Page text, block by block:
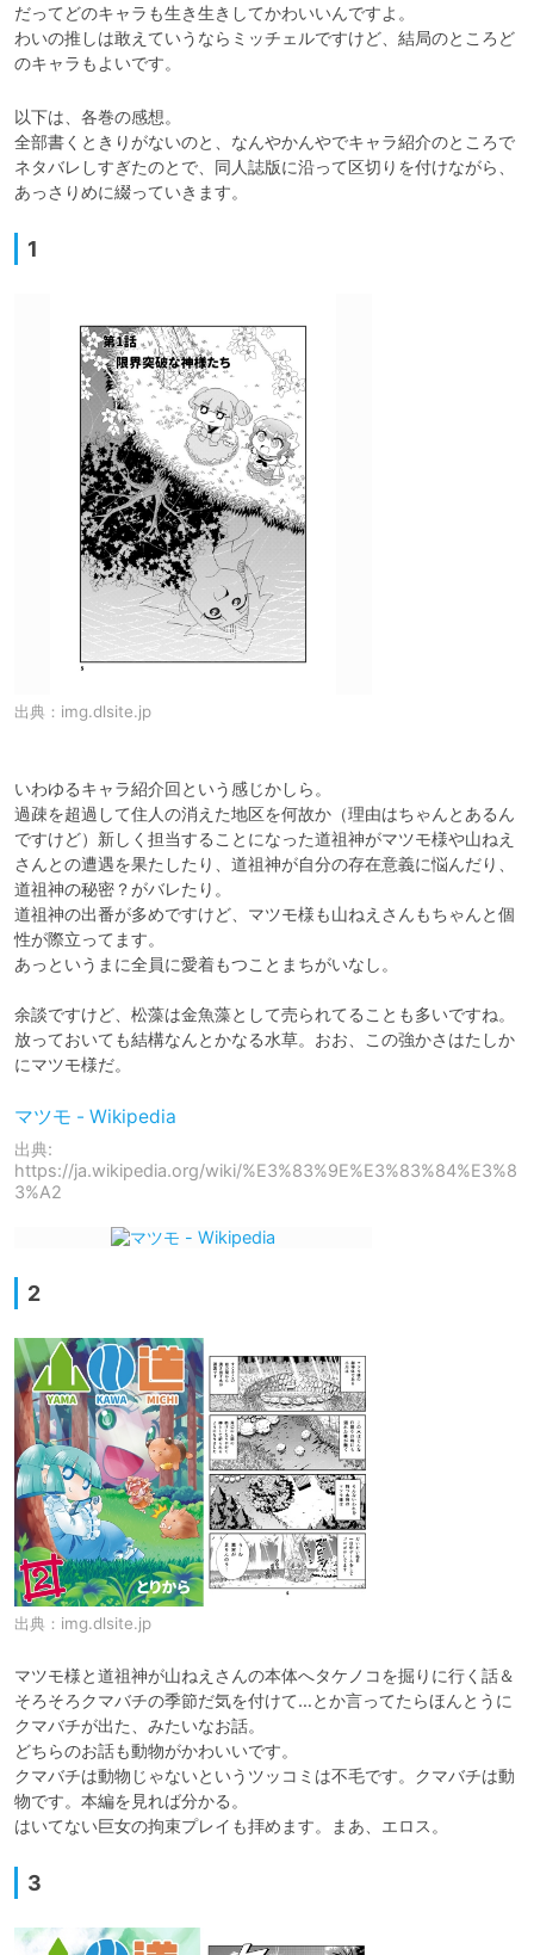
だってどのキャラも生き生きしてかわいいんですよ。
わいの推しは敢えていうならミッチェルですけど、結局のところど
のキャラもよいです。
以下は、各巻の感想。
全部書くときりがないのと、なんやかんやでキャラ紹介のところで
ネタバレしすぎたのとで、同人誌版に沿って区切りを付けながら、
あっさりめに綴っていきます。
1
出典： img.dlsite.jp
いわゆるキャラ紹介回という感じかしら。
過疎を超過して住人の消えた地区を何故か（理由はちゃんとあるん
ですけど）新しく担当することになった道祖神がマツモ様や山ねえ
さんとの遭遇を果たしたり、道祖神が自分の存在意義に悩んだり、
道祖神の秘密？がバレたり。
道祖神の出番が多めですけど、マツモ様も山ねえさんもちゃんと個
性が際立ってます。
あっというまに全員に愛着もつことまちがいなし。
余談ですけど、松藻は金魚藻として売られてることも多いですね。
放っておいても結構なんとかなる水草。おお、この強かさはたしか
にマツモ様だ。
マツモ - Wikipedia
出典:
https://ja.wikipedia.org/wiki/%E3%83%9E%E3%83%84%E3%8
3%A2
2
出典： img.dlsite.jp
マツモ様と道祖神が山ねえさんの本体へタケノコを掘りに行く話＆
そろそろクマバチの季節だ気を付けて…とか言ってたらほんとうに
クマバチが出た、みたいなお話。
どちらのお話も動物がかわいいです。
クマバチは動物じゃないというツッコミは不毛です。クマバチは動
物です。本編を見れば分かる。
はいてない巨女の拘束プレイも拝めます。まあ、エロス。
3